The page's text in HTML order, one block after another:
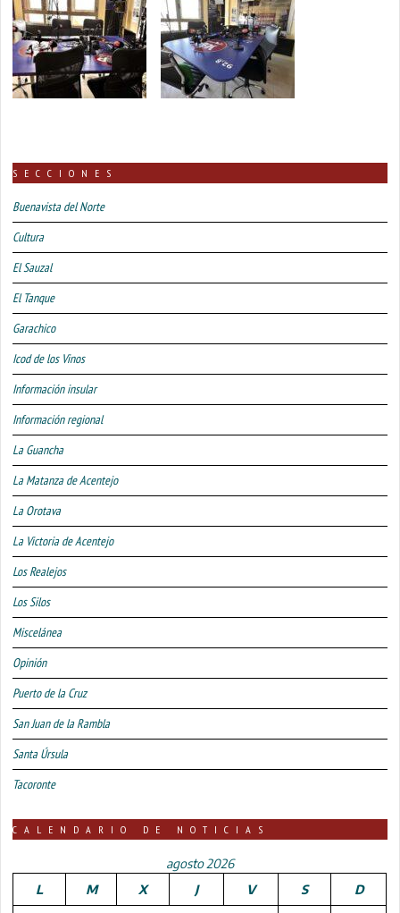
SECCIONES
Buenavista del Norte
Cultura
El Sauzal
El Tanque
Garachico
Icod de los Vinos
Información insular
Información regional
La Guancha
La Matanza de Acentejo
La Orotava
La Victoria de Acentejo
Los Realejos
Los Silos
Miscelánea
Opinión
Puerto de la Cruz
San Juan de la Rambla
Santa Úrsula
Tacoronte
CALENDARIO DE NOTICIAS
agosto 2026
L
M X J V S D